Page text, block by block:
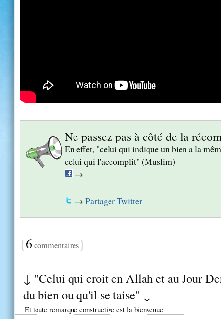
Ne passez pas à côté de la
En effet, "celui qui indique un bien a la
celui qui l'accomplit" (Muslim)
→
→ Partager Twitter
{6 commentaires}
↓ "Celui qui croit en Allah et au Jour
du bien ou qu'il se taise" ↓
Et toute remarque constructive est la bienvenue